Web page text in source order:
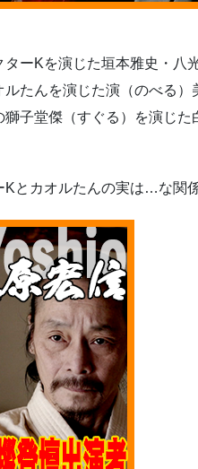
ーKを演じた垣本雅史・八
たんを演じた演（のべる）
子堂傑（すぐる）を演じた
とカオルたんの実は…な関